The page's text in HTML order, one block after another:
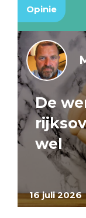
Opinie
16 juli 2026
De
wel